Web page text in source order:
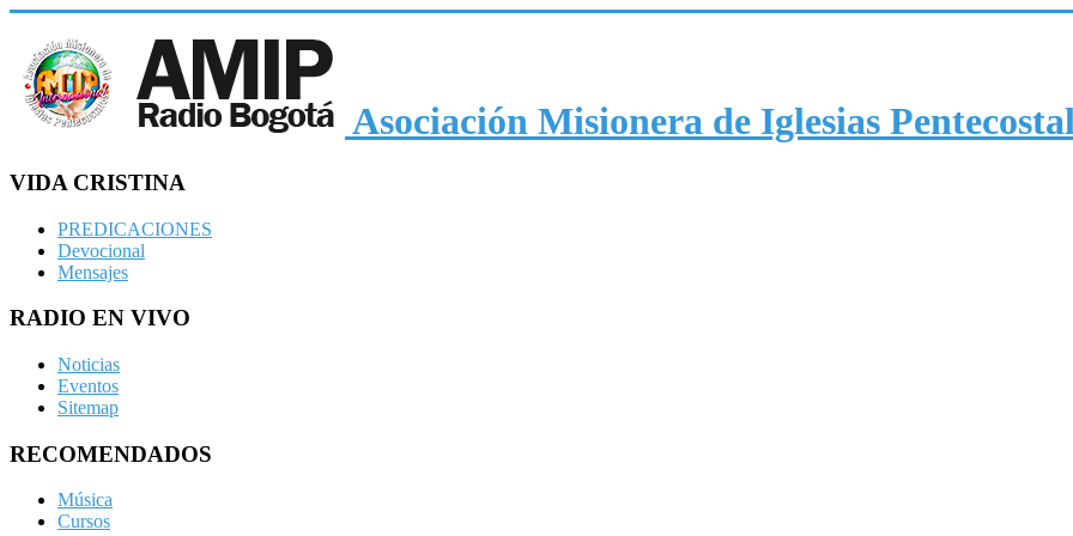
Asociación Misionera de Iglesias
VIDA CRISTINA
PREDICACIONES
Devocional
Mensajes
RADIO EN VIVO
Noticias
Eventos
Sitemap
RECOMENDADOS
Música
Cursos